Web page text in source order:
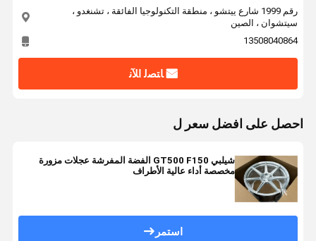
رقم 1999 شارع ييتشو ، منطقة التكنولوجيا الفائقة ، تشنغدو ،
سيتشوان ، الصين
13508040864
ﺎﺘﺼﻟ ﺍﻶﻧ
احصل على افضل سعر ل
شيلبي GT500 F150 الفضة المفرشة عجلات مزورة
مخصصة أداء عالية الأطراف
استمر